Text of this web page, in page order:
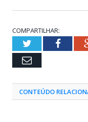
COMPARTILHAR:
Twitter
Email
CONTEÚDO